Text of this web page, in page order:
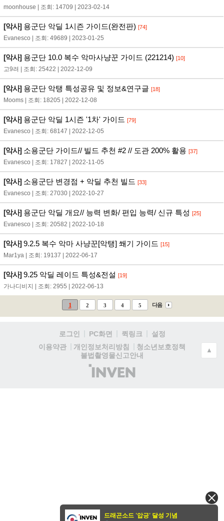
moonhouse | 조회: 14709 | 2023-02-14
[악사]용군단 악딜 1시즌 가이드(완전판) [74]
Evanesco | 조회: 49689 | 2023-01-25
[악사]용군단 10.0 복수 악마사냥꾼 가이드 (221214) [10]
고9려 | 조회: 25422 | 2022-12-09
[악사]용군단 악탱 특성공유 및 정보&연구글 [18]
Mooms | 조회: 18205 | 2022-12-08
[악사]용군단 악딜 1시즌 '1차' 가이드 [79]
Evanesco | 조회: 68147 | 2022-12-05
[악사]소용군단 가이드// 빌드 추천 #2 // 도관 200% 활용 [37]
Evanesco | 조회: 17827 | 2022-11-05
[악사]소용군단 변경점 + 악딜 추천 빌드 [33]
Evanesco | 조회: 27030 | 2022-10-27
[악사]용군단 악딜 개요// 능력 변화/ 편입 능력/ 신규 특성 [25]
Evanesco | 조회: 20582 | 2022-10-18
[악사]9.2.5 복수 악마 사냥꾼[악탱] 쐐기 가이드 [15]
Mar1ya | 조회: 19137 | 2022-06-17
[악사]9.25 악딜 레이드 특성&전설 [19]
가나디비지 | 조회: 2955 | 2022-06-13
1 2 3 4 5 다음
로그인 PC화면 퀵링크
설정
이용약관
개인정보처리방침
청소년보호정책
불법촬영물신고안내
(주)
인
▲
드래곤소드 '압긍' 달성 기념